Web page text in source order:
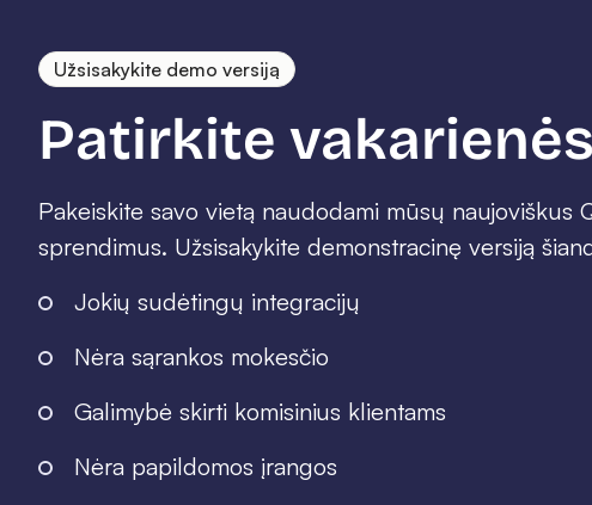
Užsisakykite demo versiją
Patirkite
Pakeiskite savo vietą naudodami mūsų naujoviškus
sprendimus. Užsisakykite demonstracinę versiją
Jokių sudėtingų integracijų
Nėra sąrankos mokesčio
Galimybė skirti komisinius klientams
Nėra papildomos įrangos